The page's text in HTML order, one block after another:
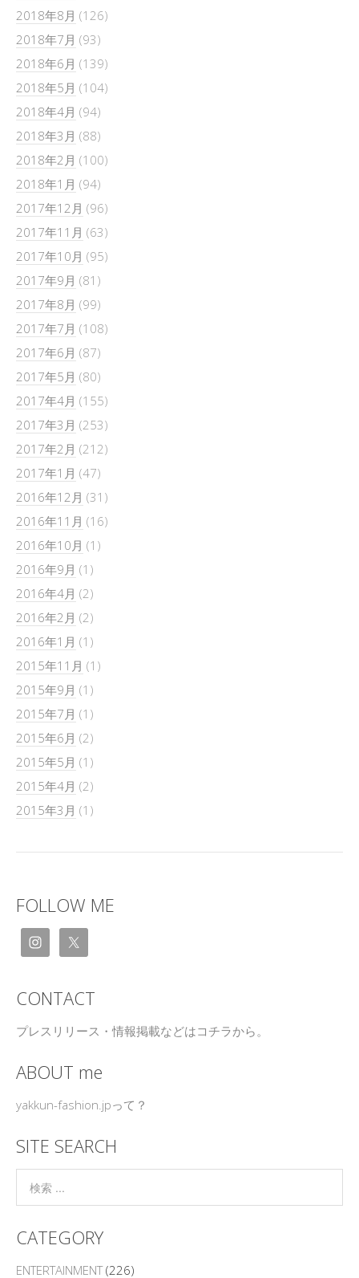
2018年8月 (126)
2018年7月 (93)
2018年6月 (139)
2018年5月 (104)
2018年4月 (94)
2018年3月 (88)
2018年2月 (100)
2018年1月 (94)
2017年12月 (96)
2017年11月 (63)
2017年10月 (95)
2017年9月 (81)
2017年8月 (99)
2017年7月 (108)
2017年6月 (87)
2017年5月 (80)
2017年4月 (155)
2017年3月 (253)
2017年2月 (212)
2017年1月 (47)
2016年12月 (31)
2016年11月 (16)
2016年10月 (1)
2016年9月 (1)
2016年4月 (2)
2016年2月 (2)
2016年1月 (1)
2015年11月 (1)
2015年9月 (1)
2015年7月 (1)
2015年6月 (2)
2015年5月 (1)
2015年4月 (2)
2015年3月 (1)
FOLLOW ME
CONTACT
プレスリリース・情報掲載などはコチラから。
ABOUT me
yakkun-fashion.jpって？
SITE SEARCH
CATEGORY
ENTERTAINMENT(226)